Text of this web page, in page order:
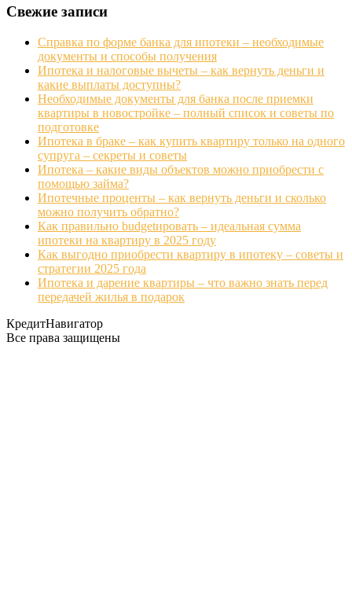
Свежие записи
Справка по форме банка для ипотеки – необходимые
документы и способы получения
Ипотека и налоговые вычеты – как вернуть деньги и
какие выплаты доступны?
Необходимые документы для банка после приемки
квартиры в новостройке – полный список и советы по
подготовке
Ипотека в браке – как купить квартиру только на одного
супруга – секреты и советы
Ипотека – какие виды объектов можно приобрести с
помощью займа?
Ипотечные проценты – как вернуть деньги и сколько
можно получить обратно?
Как правильно budgetировать – идеальная сумма
ипотеки на квартиру в 2025 году
Как выгодно приобрести квартиру в ипотеку – советы и
стратегии 2025 года
Ипотека и дарение квартиры – что важно знать перед
передачей жилья в подарок
КредитНавигатор
Все права защищены